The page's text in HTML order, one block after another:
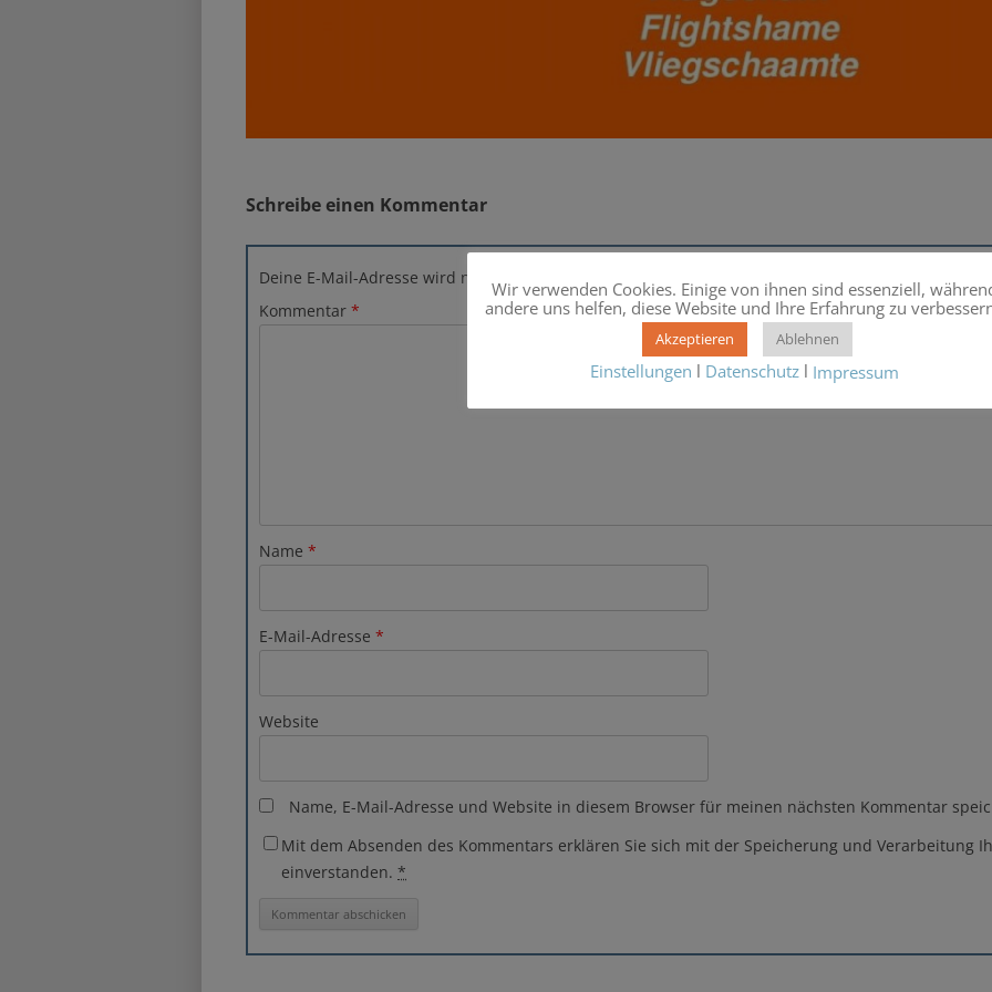
Schreibe einen Kommentar
Deine E-Mail-Adresse wird nicht veröffentlicht. Erforderliche Felder sind mit
markiert
Kommentar *
Name *
E-Mail-Adresse *
Website
Name, E-Mail-Adresse und Website in diesem Browser für meinen nächsten Kommentar
Mit dem Absenden des Kommentars erklären Sie sich mit der Speicherung und Verarbeitung
einverstanden. *
Wir verwenden Cookies. Einige von ihnen sind essenziell,
andere uns helfen, diese Website und Ihre Erfahrung zu
Akzeptieren Ablehnen
Einstellungen l Datenschutzl Impressum